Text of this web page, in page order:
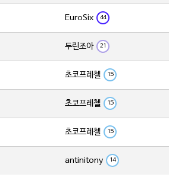
EuroSix 44
두린조아 21
초코프레첼 15
초코프레첼 15
초코프레첼 15
antinitony 14